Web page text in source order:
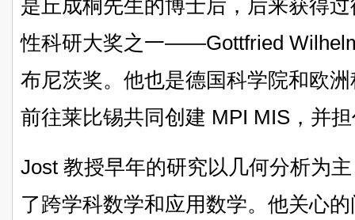
是丘成桐先生的博士后，后来获得
性科研大奖之一——Gottfried
布尼茨奖。他也是德国科学院和欧
前往莱比锡共同创建 MPI MIS，并
Jost 教授早年的研究以几何分析为
了跨学科数学和应用数学。他关心